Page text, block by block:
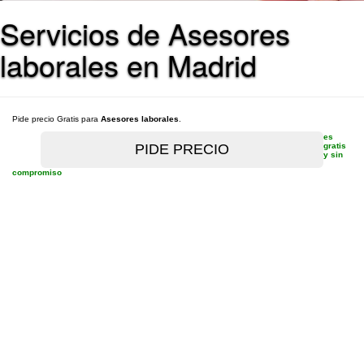
Servicios de Asesores
laborales en Madrid
Pide precio Gratis para Asesores laborales
es
gratis
y sin
compromiso